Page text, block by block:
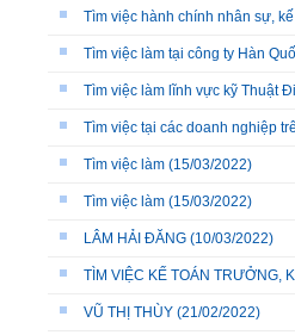
Tìm việc hành chính nhân sự,
Tìm việc làm tại công ty Hàn
Tìm việc làm lĩnh vực kỹ Thuật
Tìm việc tại các doanh nghiệp
Tìm việc làm (15/03/2022)
Tìm việc làm (15/03/2022)
LÂM HẢI ĐĂNG (10/03/2022)
TÌM VIỆC KẾ TOÁN TRƯỞNG,
VŨ THỊ THÙY (21/02/2022)